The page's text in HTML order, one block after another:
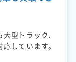
型トラック、
しています。